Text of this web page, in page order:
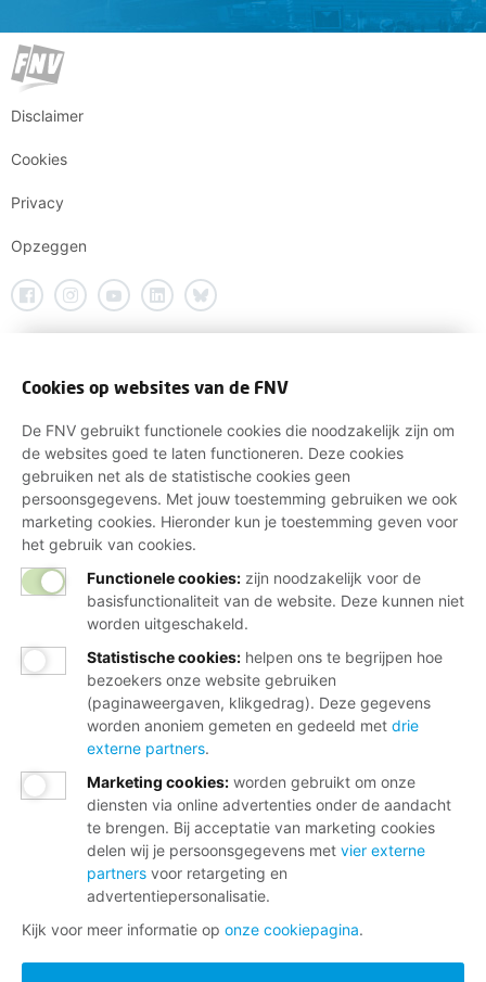
Disclaimer
Cookies
Privacy
Opzeggen
Cookies op websites van de FNV
De FNV gebruikt functionele cookies die noodzakelijk zijn om
de websites goed te laten functioneren. Deze cookies
gebruiken net als de statistische cookies geen
persoonsgegevens. Met jouw toestemming gebruiken we ook
marketing cookies. Hieronder kun je toestemming geven voor
het gebruik van cookies.
Functionele cookies: zijn noodzakelijk voor de
basisfunctionaliteit van de website. Deze kunnen niet
worden uitgeschakeld.
Statistische cookies: helpen ons te begrijpen hoe
bezoekers onze website gebruiken
(paginaweergaven, klikgedrag). Deze gegevens
worden anoniem gemeten en gedeeld met drie
externe partners.
Marketing cookies: worden gebruikt om onze
diensten via online advertenties onder de aandacht
te brengen. Bij acceptatie van marketing cookies
delen wij je persoonsgegevens met vier externe
partners voor retargeting en
advertentiepersonalisatie.
Kijk voor meer informatie op onze cookiepagina.